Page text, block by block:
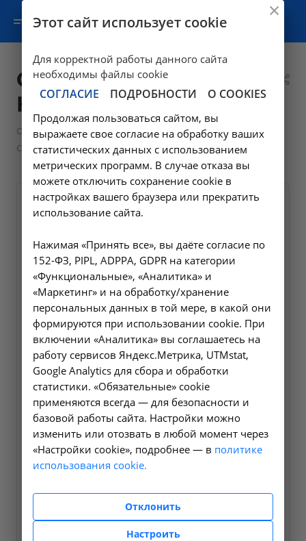
Солодун Илья
Юрьевич
О клинике — Сотрудники — Руководители —
Солодун Илья Юрьевич
Должность
+7 (495) 320-77-97
E-mail
ilso@niicm.ru
Этот сайт использует cookie
Для корректной работы данного сайта
необходимы файлы cookie
СОГЛАСИЕ ПОДРОБНОСТИ О COOKIES
Продолжая пользоваться сайтом, вы
выражаете свое согласие на обработку ваших
статистических данных с использованием
метрических программ. В случае отказа вы
можете отключить сохранение cookie в
настройках вашего браузера или прекратить
использование сайта.
Нажимая «Принять все», вы даёте согласие по
152-ФЗ, PIPL, ADPPA, GDPR на категории
«Функциональные», «Аналитика» и
«Маркетинг» и на обработку/хранение
персональных данных в той мере, в какой они
формируются при использовании cookie. При
включении «Аналитика» вы соглашаетесь на
работу сервисов Яндекс.Метрика, UTMstat,
Google Analytics для сбора и обработки
статистики. «Обязательные» cookie
применяются всегда — для безопасности и
базовой работы сайта. Настройки можно
изменить или отозвать в любой момент через
«Настройки cookie», подробнее — в политике
использования cookie.
Отклонить
Настроить